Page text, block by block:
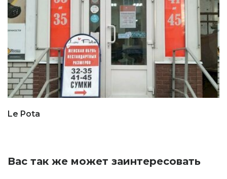
Le Pota
Вас так же может заинтересовать